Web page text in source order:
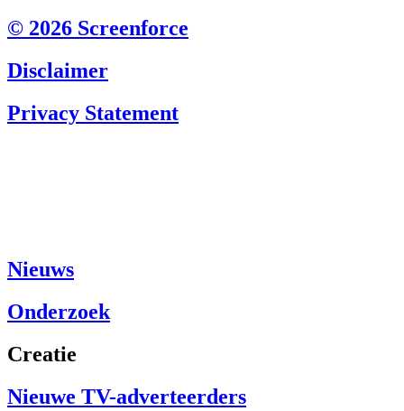
© 2026 Screenforce
Disclaimer
Privacy Statement
Nieuws
Onderzoek
Creatie
Nieuwe TV-adverteerders